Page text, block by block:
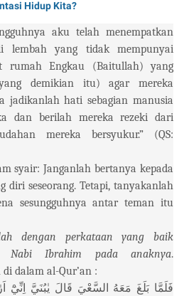
Hidup Kita?
aku telah menempatkan
lembah yang tidak mempunyai
rumah Engkau (Baitullah) yang
demikian itu) agar mereka
jadikanlah hati sebagian manusia
dan berilah mereka rezeki dari
mereka bersyukur.” (QS:
syair: Janganlah bertanya kepada
diri seseorang. Tetapi, tanyakanlah
sesungguhnya antar teman itu
dengan perkataan yang baik
Nabi Ibrahim pada anaknya.
dalam al-Qur’an :
فَلَمَّا بَلَغَ مَعَهُ السَّعْيَ قَالَ يٰبُنَيَّ اِنِّيْٓ